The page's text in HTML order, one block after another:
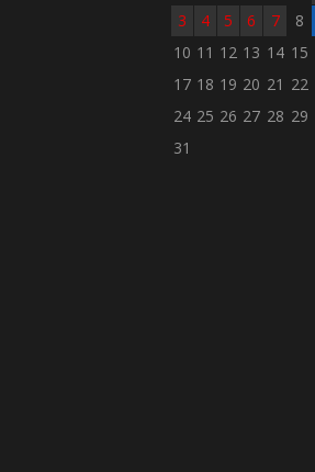
3
4 5 6 7 8
10 11 12 13 14 15
17 18 19 20 21 22
24 25 26 27 28 29
31